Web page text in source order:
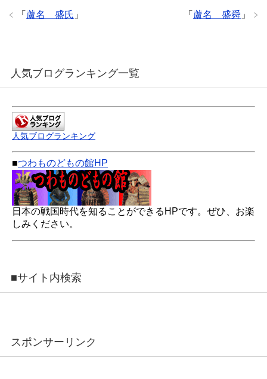
「 蘆名 盛舜 」
「 蘆名 盛氏 」
人気ブログランキング一覧
人気ブログランキング
■つわものどもの館HP
日本の戦国時代を知ることができるHPです。ぜひ、お楽
しみください。
■サイト内検索
スポンサーリンク